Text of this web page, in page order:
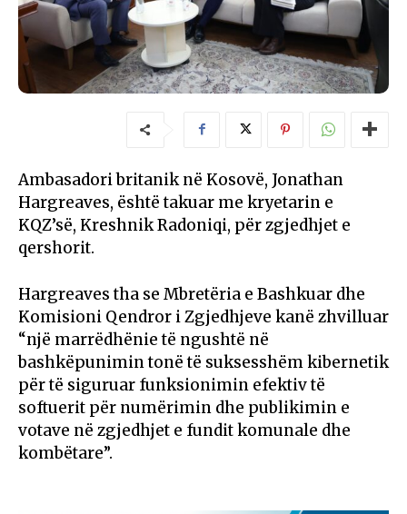
Ambasadori britanik në Kosovë, Jonathan
Hargreaves, është takuar me kryetarin e
KQZ’së, Kreshnik Radoniqi, për zgjedhjet e
qershorit.
Hargreaves tha se Mbretëria e Bashkuar dhe
Komisioni Qendror i Zgjedhjeve kanë zhvilluar
“një marrëdhënie të ngushtë në
bashkëpunimin tonë të suksesshëm kibernetik
për të siguruar funksionimin efektiv të
softuerit për numërimin dhe publikimin e
votave në zgjedhjet e fundit komunale dhe
kombëtare”.